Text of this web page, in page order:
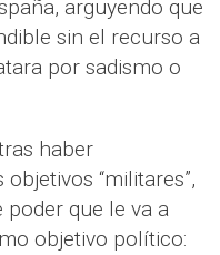
arguyendo que
sin el recurso a
por sadismo o
haber
“militares”,
poder que le va a
objetivo político: